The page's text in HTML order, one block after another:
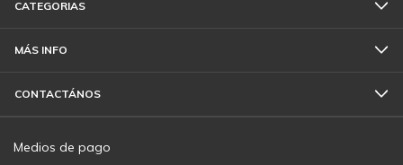
CATEGORIAS
MÁS INFO
CONTACTÁNOS
Medios de pago